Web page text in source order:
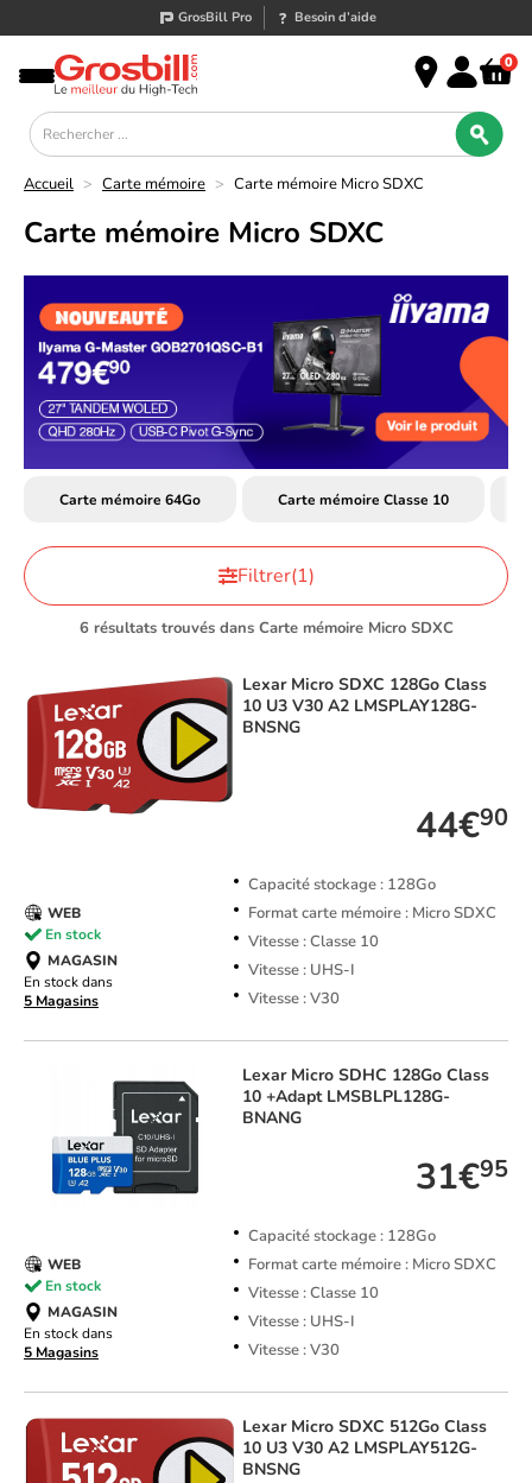
GrosBill Pro Besoin d’aide
0
Accueil > Carte mémoire > Carte mémoire Micro SDXC
Carte mémoire Micro SDXC
Carte mémoire 64Go Carte mémoire Classe 10
6 résultats trouvés dans Carte mémoire Micro SDXC
Filtrer(1)
Lexar Micro SDXC 128Go Class
10 U3 V30 A2 LMSPLAY128G-
BNSNG
44€90
Capacité stockage : 128Go
Format carte mémoire : Micro SDXC
Vitesse : Classe 10
Vitesse : UHS-I
Vitesse : V30
WEB
En stock
MAGASIN
En stock dans
5 Magasins
Lexar Micro SDHC 128Go Class
10 +Adapt LMSBLPL128G-
BNANG
31€95
Capacité stockage : 128Go
Format carte mémoire : Micro SDXC
Vitesse : Classe 10
Vitesse : UHS-I
Vitesse : V30
WEB
En stock
MAGASIN
En stock dans
5 Magasins
Lexar Micro SDXC 512Go Class
10 U3 V30 A2 LMSPLAY512G-
BNSNG